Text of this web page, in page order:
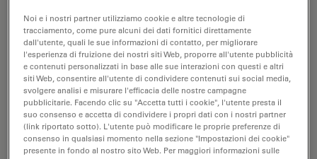
Obiettivo del microscopio N PLAN EPI
40x/0,75 BD
N. prodotto 11566078
L'obiettivo N PLAN EPI 40x/0,75 BD ha un
ingrandimento di 40X e un'apertura numerica di
0,75mm. Adatto per l'analisi dei campioni a secco, è
provvisto di filettatura M32, con una distanza di lavoro
Noi e i nostri partner utilizziamo cookie e altre tecnologie di
tracciamento, come pure alcuni dei dati fornitici direttamente
dall'utente, quali le sue informazioni di contatto, per migliorare
l'esperienza di fruizione dei nostri siti Web, proporre all'utente pubblicità
e contenuti personalizzati in base alle sue interazioni con questi e altri
siti Web, consentire all'utente di condividere contenuti sui social media,
svolgere analisi e misurare l'efficacia delle nostre campagne
pubblicitarie. Facendo clic su "Accetta tutti i cookie", l'utente presta il
suo consenso e accetta di condividere i propri dati con i nostri partner
(link riportato sotto). L'utente può modificare le proprie preferenze di
consenso in qualsiasi momento nella sezione "Impostazioni dei cookie"
presente in fondo al nostro sito Web. Per maggiori informazioni sulle